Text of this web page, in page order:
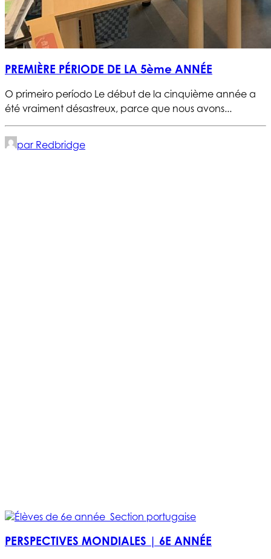
PREMIÈRE PÉRIODE DE LA 5ème ANNÉE
O primeiro período Le début de la cinquième année a
été vraiment désastreux, parce que nous avons...
par Redbridge
PERSPECTIVES MONDIALES | 6E ANNÉE